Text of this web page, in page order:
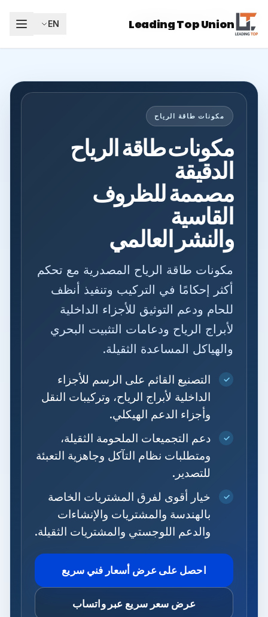
Leading Top Union AR
Leading Top Union
EN
مكونات طاقة الرياح
مكونات طاقة الرياح
الدقيقة
مصممة للظروف
القاسية
والنشر العالمي
مكونات طاقة الرياح المصدرية مع تحكم
أكثر إحكامًا في التركيب وتنفيذ أنظف
للحام ودعم التوثيق للأجزاء الداخلية
لأبراج الرياح ودعامات التثبيت البحري
والهياكل المساعدة الثقيلة.
✓
التصنيع القائم على الرسم للأجزاء
الداخلية لأبراج الرياح، وتركيبات النقل
وأجزاء الدعم الهيكلي.
✓
دعم التجميعات الملحومة الثقيلة،
ومتطلبات نظام التآكل وجاهزية التعبئة
للتصدير.
✓
خيار أقوى لفرق المشتريات الخاصة
بالهندسة والمشتريات والإنشاءات
والدعم اللوجستي والمشتريات الثقيلة.
احصل على عرض أسعار فني سريع
عرض سعر سريع عبر واتساب